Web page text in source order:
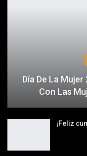
Día De La
Con Las
¡Feliz